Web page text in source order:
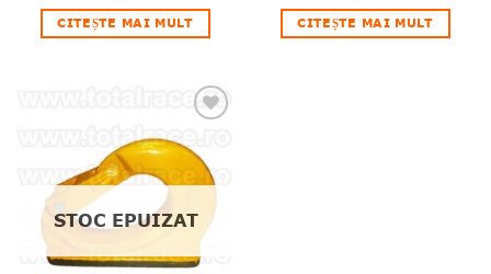
CITEȘTE MAI MULT CITEȘTE MAI MULT
Adauga
in
wishlist!
STOC EPUIZAT